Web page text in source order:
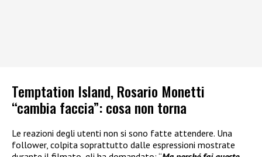
Temptation Island, Rosario Monetti
“cambia faccia”: cosa non torna
Le reazioni degli utenti non si sono fatte attendere. Una
follower, colpita soprattutto dalle espressioni mostrate